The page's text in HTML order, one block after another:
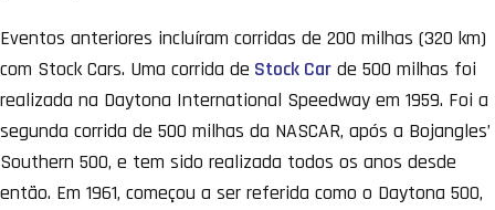
Eventos anteriores incluíram corridas de 200 milhas (320 km)
com Stock Cars. Uma corrida de Stock Car de 500 milhas foi
realizada na Daytona International Speedway em 1959. Foi a
segunda corrida de 500 milhas da NASCAR, após a Bojangles’
Southern 500, e tem sido realizada todos os anos desde
então. Em 1961, começou a ser referida como o Daytona 500,